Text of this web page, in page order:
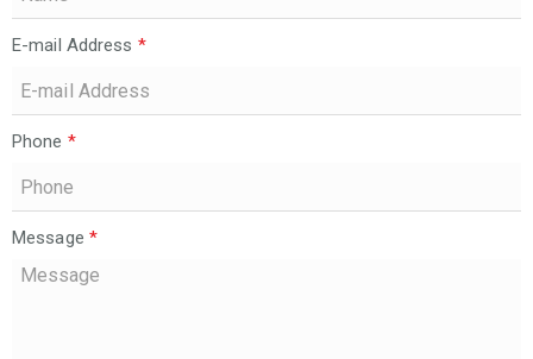
E-mail Address *
Phone *
Message *